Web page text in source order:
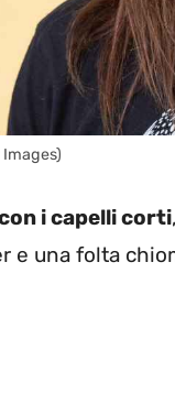
i capelli corti
e una folta